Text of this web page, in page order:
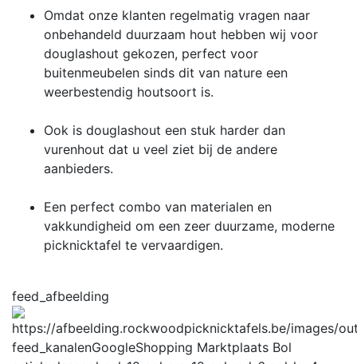
Omdat onze klanten regelmatig vragen naar
onbehandeld duurzaam hout hebben wij voor
douglashout gekozen, perfect voor
buitenmeubelen sinds dit van nature een
weerbestendig houtsoort is.
Ook is douglashout een stuk harder dan
vurenhout dat u veel ziet bij de andere
aanbieders.
Een perfect combo van materialen en
vakkundigheid om een zeer duurzame, moderne
picknicktafel te vervaardigen.
feed_afbeelding
feed_kanalenGoogleShopping Marktplaats Bol